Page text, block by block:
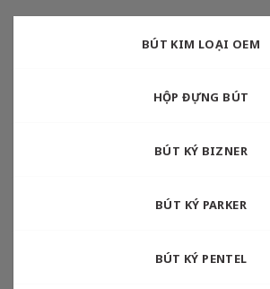
BÚT KIM LOẠI OEM
HỘP ĐỰNG BÚT
BÚT KÝ BIZNER
BÚT KÝ PARKER
BÚT KÝ PENTEL